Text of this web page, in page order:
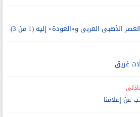
الذهبى العربى و«العودة» إليه (1 من 3)
غريق
عن إعلامنا